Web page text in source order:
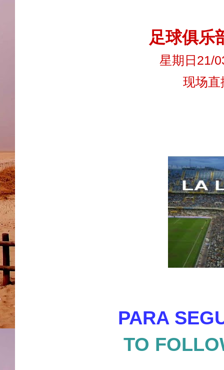
足球俱乐
星期日21/
现场直
PARA
TO